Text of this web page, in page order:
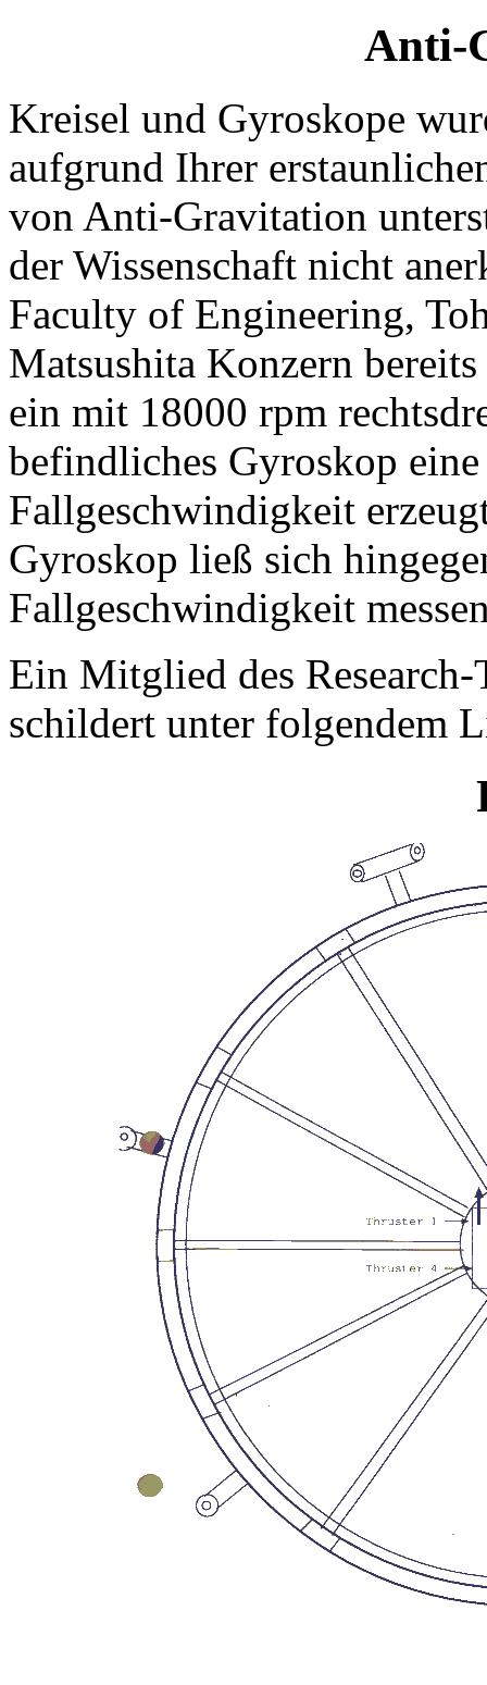
Anti-
Kreisel und Gyroskope
aufgrund Ihrer
von Anti-Gravitation
der Wissenschaft nicht
Faculty of Engineering,
Matsushita Konzern
ein mit 18000 rpm
befindliches Gyroskop
Fallgeschwindigkeit
Gyroskop ließ sich
Fallgeschwindigkeit
Ein Mitglied des
schildert unter folgendem